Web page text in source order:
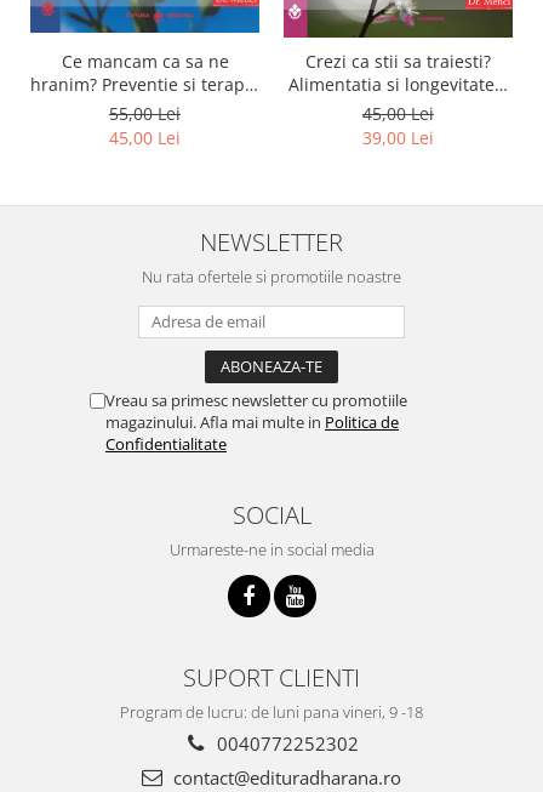
Ce mancam ca sa ne
hranim? Preventie si terapie
prin dieta in bolile
cardiovasculare si in
55,00 Lei
45,00 Lei
Crezi ca stii sa traiesti?
Alimentatia si longevitatea.
O noua abordare holistica
45,00 Lei
39,00 Lei
NEWSLETTER
Nu rata ofertele si promotiile noastre
Vreau sa primesc newsletter cu promotiile
magazinului. Afla mai multe in Politica de
Confidentialitate
SOCIAL
Urmareste-ne in social media
SUPORT CLIENTI
Program de lucru: de luni pana vineri, 9 -18
0040772252302
contact@edituradharana.ro